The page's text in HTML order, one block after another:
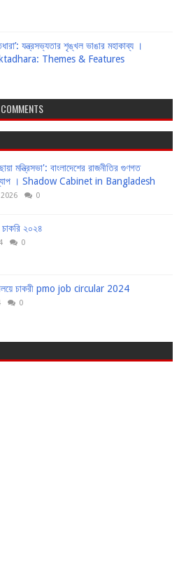
যন্ত্রসভ্যতার শৃঙ্খল ভাঙার মহাকাব্য ।
Themes & Features
COMMENTS
মন্ত্রিসভা': বাংলাদেশের রাজনীতির গুণগত
। Shadow Cabinet in Bangladesh
0
চাকরি ২০২৪
0
চাকরী pmo job circular 2024
0